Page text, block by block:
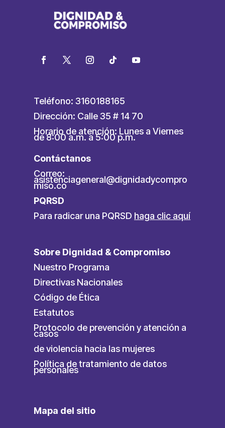
Teléfono: 3160188165
Dirección: Calle 35 # 14 70
Horario de atención: Lunes a Viernes
de 8:00 a.m. a 5:00 p.m.
Contáctanos
Correo:
asistenciageneral@dignidadycompro
miso.co
PQRSD
Para radicar una PQRSD haga clic aquí
Sobre Dignidad & Compromiso
Nuestro Programa
Directivas Nacionales
Código de Ética
Estatutos
Protocolo de prevención y atención a
casos
de violencia hacia las mujeres
Política de tratamiento de datos
personales
Mapa del sitio